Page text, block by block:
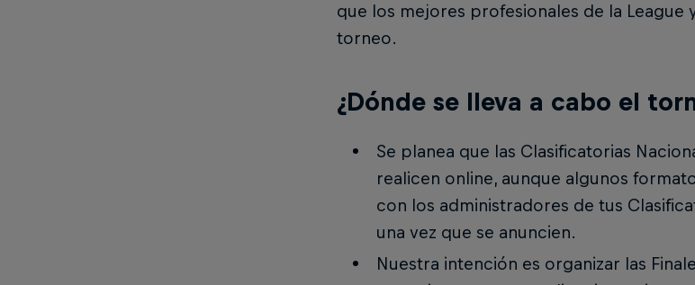
que los mejores profesionales de la League
torneo.
¿Dónde se lleva a cabo el
Se planea que las Clasificatorias
realicen online, aunque algunos
con los administradores de tus
una vez que se anuncien.
Nuestra intención es organizar las